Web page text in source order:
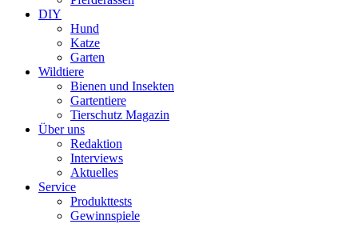
DIY
Hund
Katze
Garten
Wildtiere
Bienen und Insekten
Gartentiere
Tierschutz Magazin
Über uns
Redaktion
Interviews
Aktuelles
Service
Produkttests
Gewinnspiele